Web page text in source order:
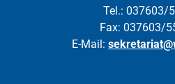
Tel.: 037603/
Fax: 037603/
E-Mail: